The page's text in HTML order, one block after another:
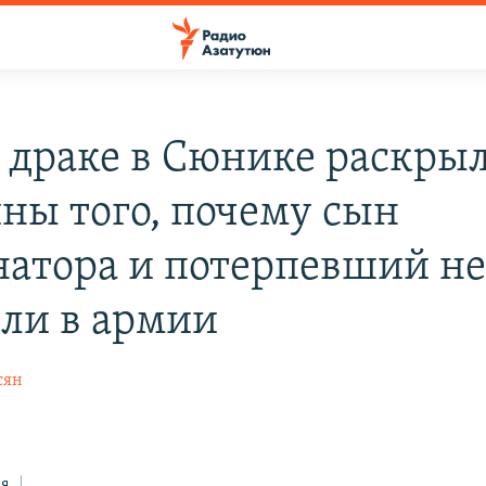
драке в Сюнике
того, почему сын
и потерпевший не
в армии